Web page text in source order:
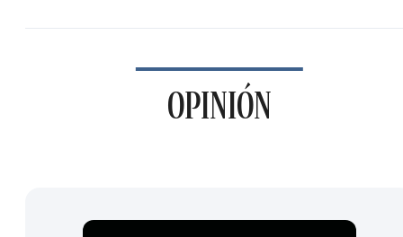
OPINIÓN